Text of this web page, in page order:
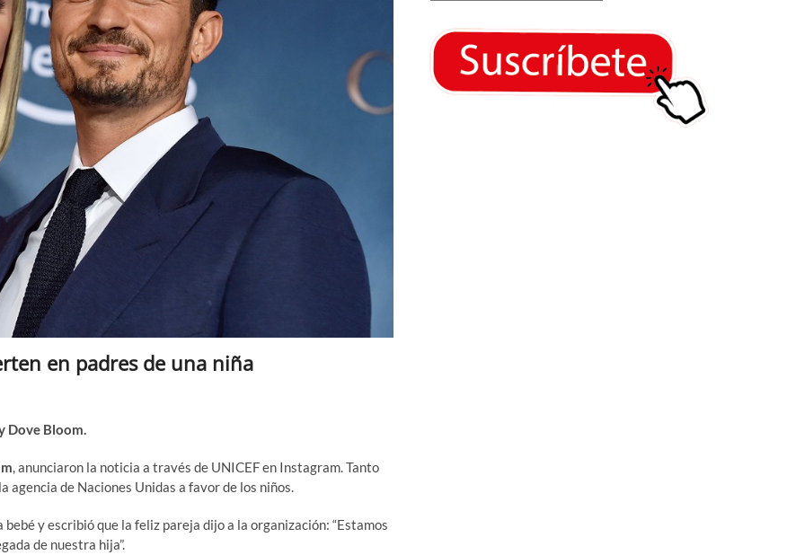
en padres de una niña
Dove Bloom.
, anunciaron la noticia a través de UNICEF en Instagram. Tanto
agencia de Naciones Unidas a favor de los niños.
y escribió que la feliz pareja dijo a la organización: “Estamos
de nuestra hija”.